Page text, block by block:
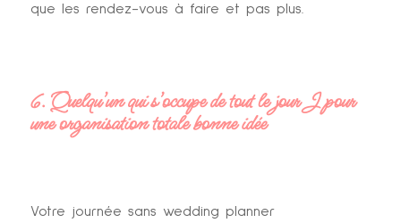
que les rendez-vous à faire et pas plus.
6. Quelqu’un qui s’occupe de tout le jour J pour
une organisation totale bonne idée
Votre journée sans wedding planner